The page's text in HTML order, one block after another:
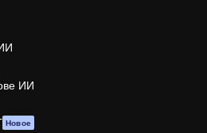
ИИ
Новое